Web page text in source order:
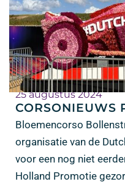
25 augustus 2024
CORSONIEUWS
Bloemencorso
organisatie van de
voor een nog niet
Holland Promotie